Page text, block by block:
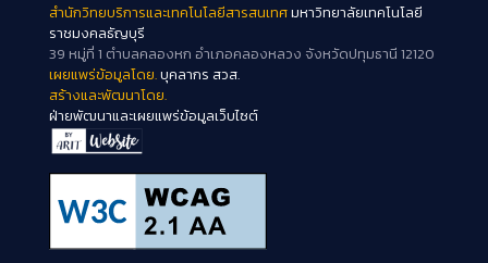
สำนักวิทยบริการและเทคโนโลยีสารสนเทศมหาวิทยาลัยเทคโนโลยี
ราชมงคลธัญบุรี
39 หมู่ที่ 1 ตำบลคลองหก อำเภอคลองหลวง จังหวัดปทุมธานี 12120
เผยแพร่ข้อมูลโดย.บุคลากร สวส.
สร้างและพัฒนาโดย.
ฝ่ายพัฒนาและเผยแพร่ข้อมูลเว็บไซต์